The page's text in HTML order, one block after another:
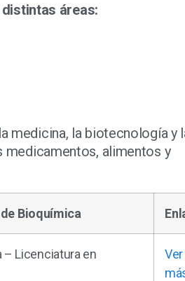
áreas:
medicina, la biotecnología y
medicamentos, alimentos y
Bioquímica
– Licenciatura en
Ver